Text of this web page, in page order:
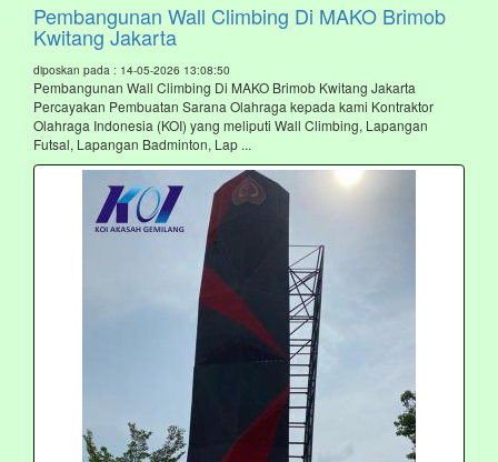
Pembangunan Wall Climbing Di MAKO Brimob
Kwitang Jakarta
diposkan pada : 14-05-2026 13:08:50
Pembangunan Wall Climbing Di MAKO Brimob Kwitang Jakarta
Percayakan Pembuatan Sarana Olahraga kepada kami Kontraktor
Olahraga Indonesia (KOI) yang meliputi Wall Climbing, Lapangan
Futsal, Lapangan Badminton, Lap ...